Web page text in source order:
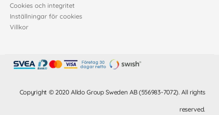
Cookies och integritet
Inställningar för cookies
Villkor
Copyright © 2020 Alldo Group Sweden AB (556983-7072). All rights
reserved.